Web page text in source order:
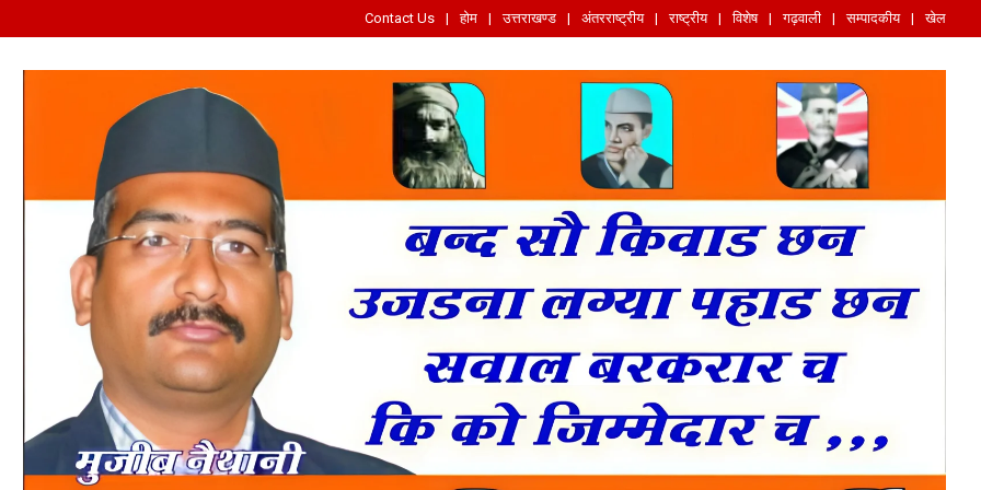
Contact Us होम उत्तराखण्ड अंतरराष्ट्रीय राष्ट्रीय विशेष गढ़वाली सम्पादकीय खेल